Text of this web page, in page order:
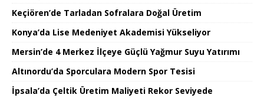
Keçiören’de Tarladan Sofralara Doğal Üretim
Konya’da Lise Medeniyet Akademisi Yükseliyor
Mersin’de 4 Merkez İlçeye Güçlü Yağmur Suyu Yatırımı
Altınordu’da Sporculara Modern Spor Tesisi
İpsala’da Çeltik Üretim Maliyeti Rekor Seviyede